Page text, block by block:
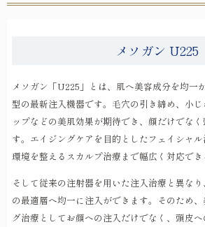
メソガン U225
メソガン「U225」とは、肌へ美容成分を均一
型の最新注入機器です。毛穴の引き締め、小
ップなどの美肌効果が期待でき、顔だけでな
す。エイジングケアを目的としたフェイシャ
環境を整えるスカルプ治療まで幅広く対応でき
そして従来の注射器を用いた注入治療と異な
の最適層へ均一に注入ができます。そのため
グ治療としてお顔への注入だけでなく、頭皮へ